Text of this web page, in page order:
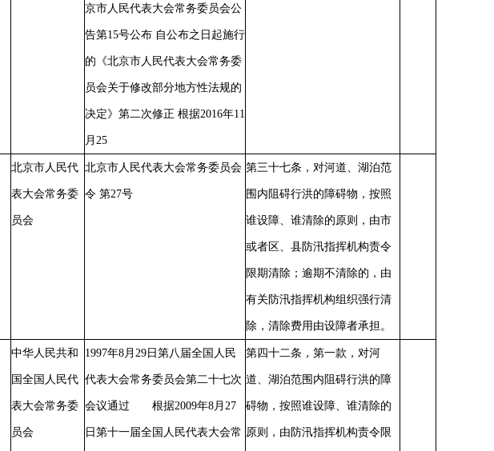
京市人民代表大会常务委员会公
告第15号公布 自公布之日起施行
的《北京市人民代表大会常务委
员会关于修改部分地方性法规的
决定》第二次修正 根据2016年11
月25
北京市人民代
表大会常务委
员会
北京市人民代表大会常务委员会
令 第27号
第三十七条，对河道、湖泊范
围内阻碍行洪的障碍物，按照
谁设障、谁清除的原则，由市
或者区、县防汛指挥机构责令
限期清除；逾期不清除的，由
有关防汛指挥机构组织强行清
除，清除费用由设障者承担。
中华人民共和
国全国人民代
表大会常务委
员会
1997年8月29日第八届全国人民
代表大会常务委员会第二十七次
会议通过 根据2009年8月27
日第十一届全国人民代表大会常
第四十二条，第一款，对河
道、湖泊范围内阻碍行洪的障
碍物，按照谁设障、谁清除的
原则，由防汛指挥机构责令限